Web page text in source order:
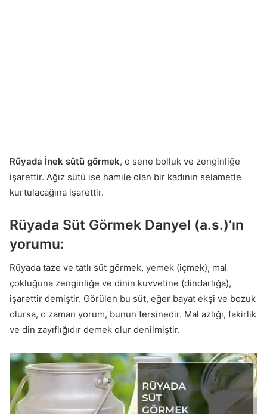
Rüyada İnek sütü görmek, o sene bolluk ve zenginliğe
işarettir. Ağız sütü ise hamile olan bir kadının selametle
kurtulacağına işarettir.
Rüyada Süt Görmek Danyel (a.s.)’ın
yorumu:
Rüyada taze ve tatlı süt görmek, yemek (içmek), mal
çokluğuna zenginliğe ve dinin kuvvetine (dindarlığa),
işarettir demiştir. Görülen bu süt, eğer bayat ekşi ve bozuk
olursa, o zaman yorum, bunun tersinedir. Mal azlığı, fakirlik
ve din zayıflığıdır demek olur denilmiştir.